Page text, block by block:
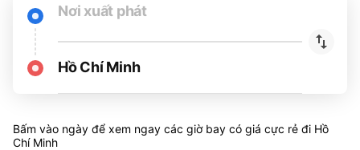
Nơi xuất phát
Hồ Chí Minh
Bấm vào ngày để xem ngay các giờ bay có giá cực rẻ đi Hồ
Chí Minh